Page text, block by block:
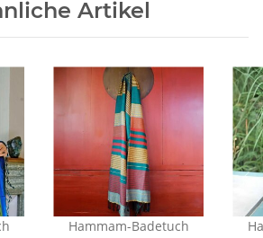
Artikel
Hammam-Badetuch